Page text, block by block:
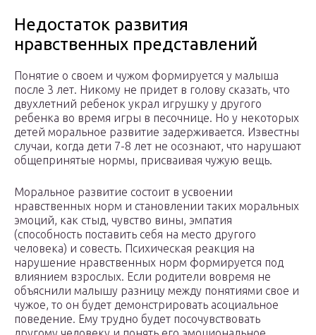
Недостаток развития
нравственных представлений
Понятие о своем и чужом формируется у малыша
после 3 лет. Никому не придет в голову сказать, что
двухлетний ребенок украл игрушку у другого
ребенка во время игры в песочнице. Но у некоторых
детей моральное развитие задерживается. Известны
случаи, когда дети 7-8 лет не осознают, что нарушают
общепринятые нормы, присваивая чужую вещь.
Моральное развитие состоит в усвоении
нравственных норм и становлении таких моральных
эмоций, как стыд, чувство вины, эмпатия
(способность поставить себя на место другого
человека) и совесть. Психическая реакция на
нарушение нравственных норм формируется под
влиянием взрослых. Если родители вовремя не
объяснили малышу разницу между понятиями свое и
чужое, то он будет демонстрировать асоциальное
поведение. Ему трудно будет посочувствовать